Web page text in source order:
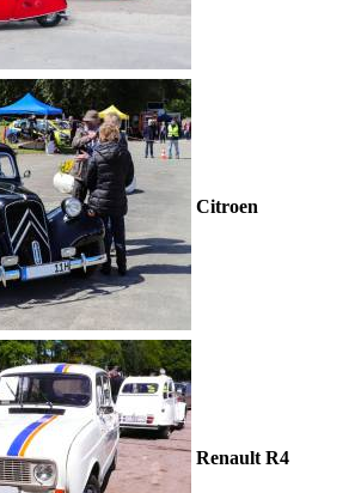
Citroen
Renault R4